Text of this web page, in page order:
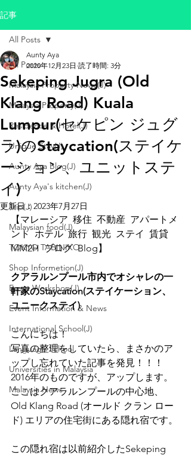
記事
All Posts
Malaysia Property News(J)
Malaysia Property(J)
Residence & Hotel(J)
Unique Stay(J)
Aunty Aya Blog(J)
Aunty Aya's kitchen(J)
Trip(J)
Malaysian food(J)
TOKYO TABINIKO
Shop Informetion(J)
Event Workshop(J)
Event Information & News
International School(J)
Language School
Universities in Malaysia
Malaysia News
All Posts
Sekeping Jugra (Old
Klang Road) Kuala
Lumpur(セケピン ジュグ
ラ)のStaycation(ステイケ
ーション、ユニットステ
イ)
Aunty Aya
2020年12月23日 読了時間: 3分
更新日：2023年7月27日
【マレーシア  移住  不動産  アパートメ
ント  ホテル  旅行  観光  ステイ  賃貸
MM2H  ブログ  Blog】
クアラルンプール市内でオシャレの一
軒家のStaycation(ステイケーション、
ユニークステイ)
こんにちは！
写真の整理をしていたら、まさかのア
ップし忘れていた記事を発見！！！
2016年のものですが、アップします。
ここはクアラルンプールの中心地、
Old Klang Road (オールド クラン ロー
ド) エリアの住宅街にある隠れ宿です。
この隠れ宿は以前紹介したSekeping